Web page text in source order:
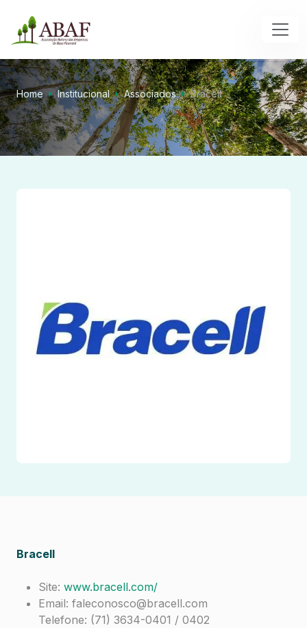
Home Institucional Associados Bracell
Bracell
Site: www.bracell.com/
Email: faleconosco@bracell.com
Telefone: (71) 3634-0401 / 0402